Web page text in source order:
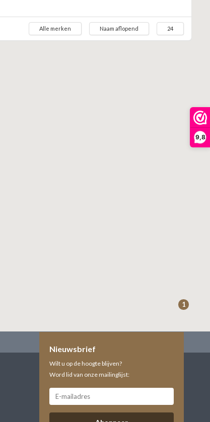
9,8
Alle merken Naam aflopend 24
1
Nieuwsbrief
Wilt u op de hoogte blijven?
Word lid van onze mailinglijst: